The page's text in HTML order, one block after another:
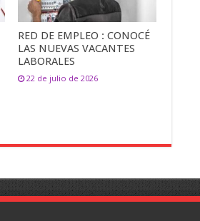
RED DE EMPLEO : CONOCÉ
LAS NUEVAS VACANTES
LABORALES
22 de julio de 2026